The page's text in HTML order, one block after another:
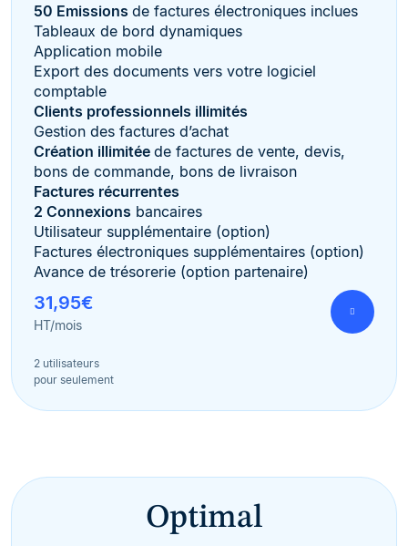
50 Emissions de factures électroniques inclues
Tableaux de bord dynamiques
Application mobile
Export des documents vers votre logiciel
comptable
Clients professionnels illimités
Gestion des factures d’achat
Création illimitée de factures de vente, devis,
bons de commande, bons de livraison
Factures récurrentes
2 Connexions bancaires
Utilisateur supplémentaire (option)
Factures électroniques supplémentaires (option)
Avance de trésorerie (option partenaire)
31,95€
HT/mois
2 utilisateurs
pour seulement
Optimal